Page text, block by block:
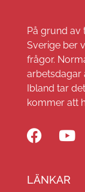
På grund av
Sverige ber
frågor.
arbetsdagar
Ibland tar
kommer att
LÄNKAR